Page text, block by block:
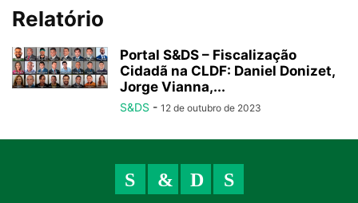
Relatório
Portal S&DS – Fiscalização
Cidadã na CLDF: Daniel Donizet,
Jorge Vianna,...
S&DS - 12 de outubro de 2023